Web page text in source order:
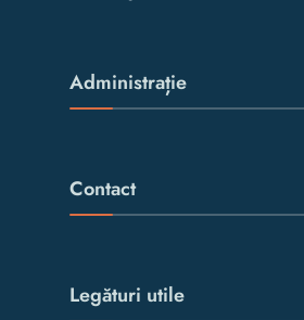
Administrație
Contact
Legături utile